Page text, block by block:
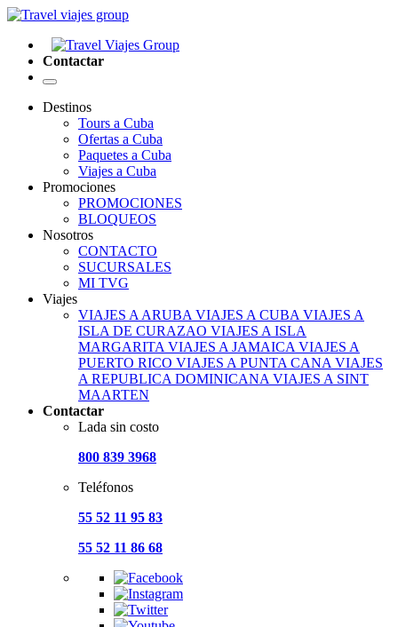
Contactar
Destinos
Tours a Cuba
Ofertas a Cuba
Paquetes a Cuba
Viajes a Cuba
Promociones
PROMOCIONES
BLOQUEOS
Nosotros
CONTACTO
SUCURSALES
MI TVG
Viajes
VIAJES A ARUBA VIAJES A CUBA VIAJES A
ISLA DE CURAZAO VIAJES A ISLA
MARGARITA VIAJES A JAMAICA VIAJES A
PUERTO RICO VIAJES A PUNTA CANA VIAJES
A REPUBLICA DOMINICANA VIAJES A SINT
MAARTEN
Contactar
Lada sin costo
800 839 3968
Teléfonos
55 52 11 95 83
55 52 11 86 68